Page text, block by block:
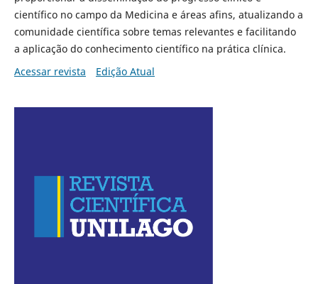
científico no campo da Medicina e áreas afins, atualizando a
comunidade científica sobre temas relevantes e facilitando
a aplicação do conhecimento científico na prática clínica.
Acessar revista
Edição Atual